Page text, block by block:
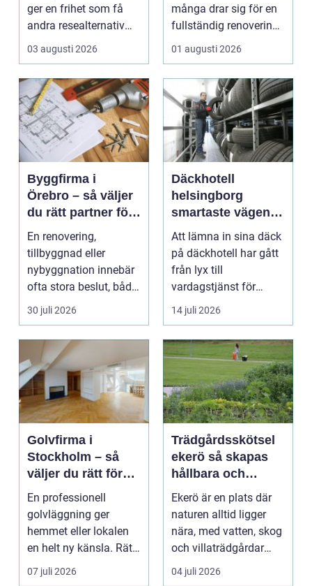
ger en frihet som få
andra resealternativ
erbjuder. Gruppen ...
03 augusti 2026
många drar sig för en
fullständig renovering.
Det tar...
01 augusti 2026
Byggfirma i
Örebro – så väljer
du rätt partner för
ditt projekt
En renovering,
tillbyggnad eller
nybyggnation innebär
ofta stora beslut, både
ekonomiskt ...
30 juli 2026
Däckhotell
helsingborg
smartaste vägen
till säkra hjulskift
Att lämna in sina däck
på däckhotell har gått
från lyx till
vardagstjänst för
många bilägare. I
Hels...
14 juli 2026
Golvfirma i
Stockholm – så
väljer du rätt för
ett hållbart golv
En professionell
golvläggning ger
hemmet eller lokalen
en helt ny känsla. Rätt
materi...
07 juli 2026
Trädgårdsskötsel
ekerö så skapas
hållbara och
vackra utemiljöer
året runt
Ekerö är en plats där
naturen alltid ligger
nära, med vatten, skog
och villaträdgårdar
som ramar in ...
04 juli 2026